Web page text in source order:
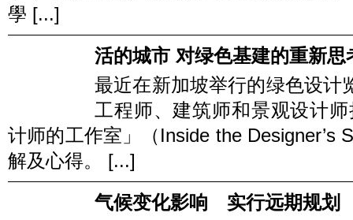
學 [...]
活的城市 对绿色基建的重新思
最近在新加坡举行的绿色设计
工程师、建筑师和景观设计
计师的工作室」（Inside the Designer’s
解及心得。 [...]
气候变化影响 实行远期规划